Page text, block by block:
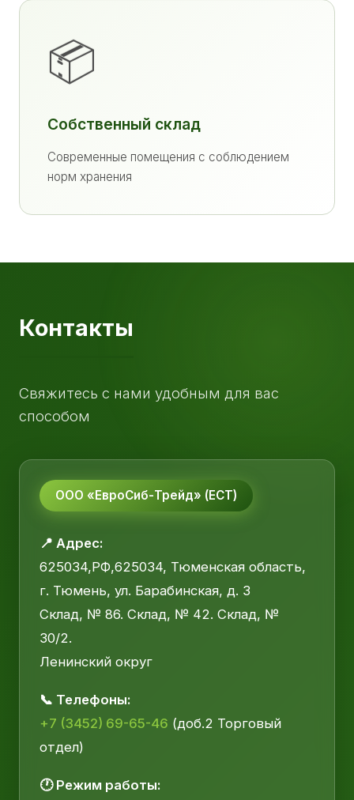
📦
Собственный склад
Современные помещения с соблюдением
норм хранения
Контакты
Свяжитесь с нами удобным для вас
способом
ООО «ЕвроСиб-Трейд» (ЕСТ)
📍 Адрес:
625034,РФ,625034, Тюменская область,
г. Тюмень, ул. Барабинская, д. 3
Склад, № 86. Склад, № 42. Склад, №
30/2.
Ленинский округ
📞 Телефоны:
+7 (3452) 69-65-46 (доб.2 Торговый
отдел)
🕐 Режим работы: